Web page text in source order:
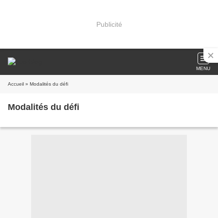
Publicité
MENU
Accueil » Modalités du défi
Modalités du défi